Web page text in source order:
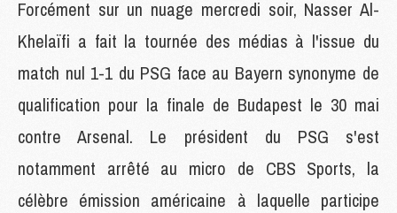
Forcément sur un nuage mercredi soir, Nasser Al-
Khelaïfi a fait la tournée des médias à l'issue du
match nul 1-1 du PSG face au Bayern synonyme de
qualification pour la finale de Budapest le 30 mai
contre Arsenal. Le président du PSG s'est
notamment arrêté au micro de CBS Sports, la
célèbre émission américaine à laquelle participe